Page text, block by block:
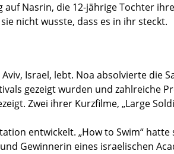
Nasrin, die 12-jährige Tochter
nicht wusste, dass es in ihr steckt.
Israel, lebt. Noa absolvierte die
gezeigt wurden und zahlreiche
Zwei ihrer Kurzfilme, „Large
entwickelt. „How to Swim“
Gewinnerin eines israelischen